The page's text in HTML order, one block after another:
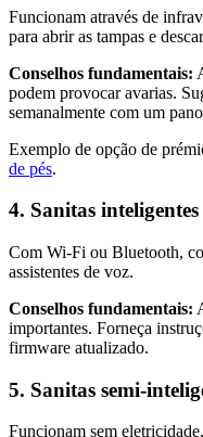
Funcionam através de
para abrir as tampas e
Conselhos fundamentais:
podem provocar avarias.
semanalmente com um
Exemplo de opção de
de pés.
4. Sanitas
Com Wi-Fi ou Bluetooth,
assistentes de voz.
Conselhos fundamentais:
importantes. Forneça
firmware atualizado.
5. Sanitas semi-
Funcionam sem